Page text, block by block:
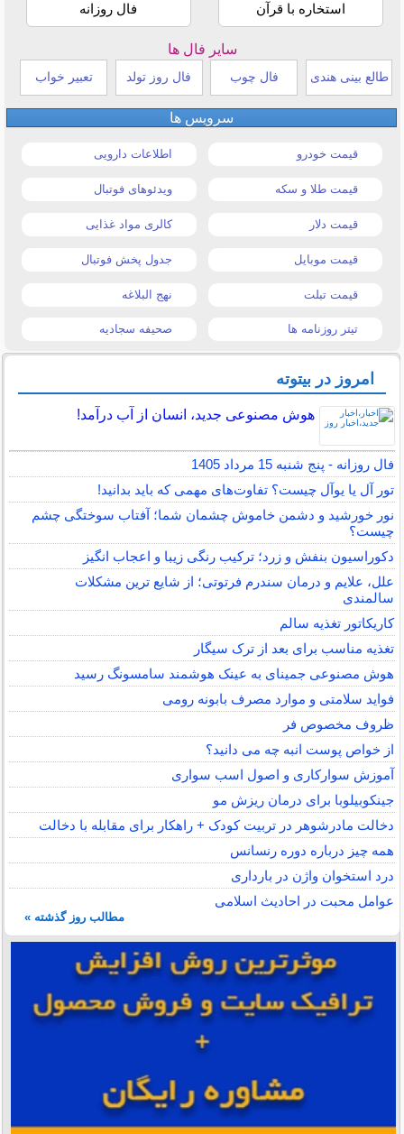
استخاره با قرآن فال روزانه
سایر فال ها
طالع بینی هندی فال چوب فال روز تولد تعبیر خواب
سرویس ها
قیمت خودرو اطلاعات دارویی
قیمت طلا و سکه ویدئوهای فوتبال
قیمت دلار کالری مواد غذایی
قیمت موبایل جدول پخش فوتبال
قیمت تبلت نهج البلاغه
تیتر روزنامه ها صحیفه سجادیه
امروز در بیتوته
هوش مصنوعی جدید، انسان از آب درآمد!
فال روزانه - پنج شنبه 15 مرداد 1405
تور آل یا یوآل چیست؟ تفاوت‌های مهمی که باید بدانید!
نور خورشید و دشمن خاموش چشمان شما؛ آفتاب سوختگی چشم
چیست؟
دکوراسیون بنفش و زرد؛ ترکیب رنگی زیبا و اعجاب انگیز
علل، علایم و درمان سندرم فرتوتی؛ از شایع ترین مشکلات
سالمندی
کاریکاتور تغذیه سالم
تغذیه مناسب برای بعد از ترک سیگار
هوش مصنوعی جمینای به عینک هوشمند سامسونگ رسید
فواید سلامتی و موارد مصرف بابونه رومی
ظروف مخصوص فر
از خواص پوست انبه چه می دانید؟
آموزش سوارکاری و اصول اسب سواری
جینکوبیلوبا برای درمان ریزش مو
دخالت مادرشوهر در تربیت کودک + راهکار برای مقابله با دخالت
همه چیز درباره دوره رنسانس
درد استخوان واژن در بارداری
عوامل محبت در احادیث اسلامى
مطالب روز گذشته »